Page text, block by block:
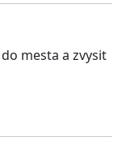
mesta a zvysit